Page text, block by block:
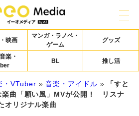
映画
マンガ・ラノベ・
ゲーム
グッズ
楽・
BL 推し活
・VTuber »音楽・アイドル »
「すと
楽曲「願い風」MVが公開！ リスナ
オリジナル楽曲